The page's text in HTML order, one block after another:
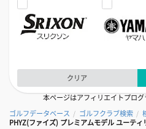
クリア
本ページはアフィリエイトプロ
ゴルフデータベース / ゴルフクラブ検索 /
PHYZ(ファイズ) プレミアムモデル ユーティ